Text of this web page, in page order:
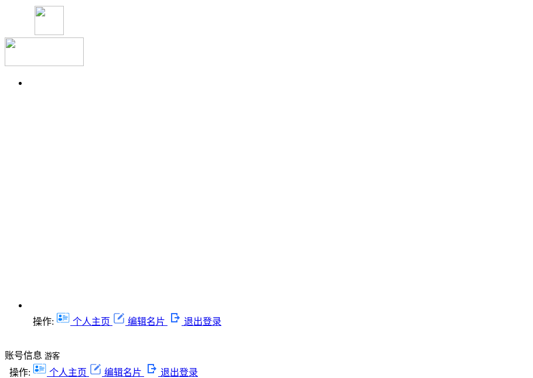
操作: 个人主页 编辑名片 退出登录
账号信息 游客
操作: 个人主页 编辑名片 退出登录